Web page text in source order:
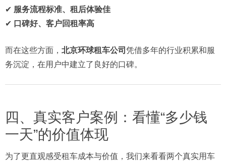
✔ 服务流程标准、租后体验佳
✔ 口碑好、客户回租率高
而在这些方面， 北京环球租车公司 凭借多年的行业积累和服
务沉淀，在用户中建立了良好的口碑。
四、真实客户案例：看懂“多少钱
一天”的价值体现
为了更直观感受租车成本与价值，我们来看看两个真实用车